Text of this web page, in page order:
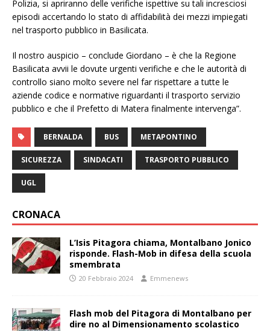
Polizia, si apriranno delle verifiche ispettive su tali incresciosi
episodi accertando lo stato di affidabilità dei mezzi impiegati
nel trasporto pubblico in Basilicata.
Il nostro auspicio – conclude Giordano – è che la Regione
Basilicata avvii le dovute urgenti verifiche e che le autorità di
controllo siano molto severe nel far rispettare a tutte le
aziende codice e normative riguardanti il trasporto servizio
pubblico e che il Prefetto di Matera finalmente intervenga”.
BERNALDA BUS METAPONTINO
SICUREZZA SINDACATI TRASPORTO PUBBLICO
UGL
CRONACA
L’Isis Pitagora chiama, Montalbano Jonico
risponde. Flash-Mob in difesa della scuola
smembrata
20 Febbraio 2024 Emmenews
Flash mob del Pitagora di Montalbano per
dire no al Dimensionamento scolastico